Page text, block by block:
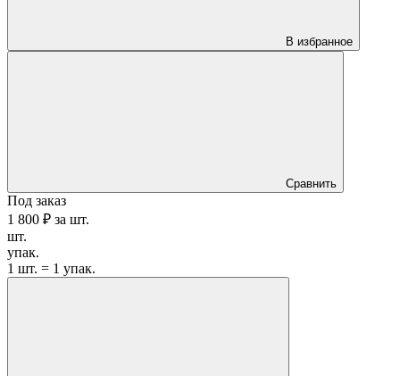
В избранное
Сравнить
Под заказ
1 800 ₽ за шт.
шт.
упак.
1 шт. = 1 упак.